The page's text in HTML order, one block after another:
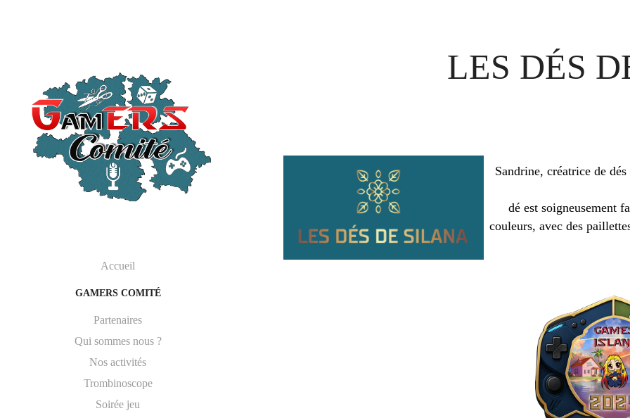
Accueil
GAMERS COMITÉ
Partenaires
Qui sommes nous ?
Nos activités
Trombinoscope
Soirée jeu
LES DÉS
Sandrine, créatrice de
dé est soigneusement
couleurs, avec des